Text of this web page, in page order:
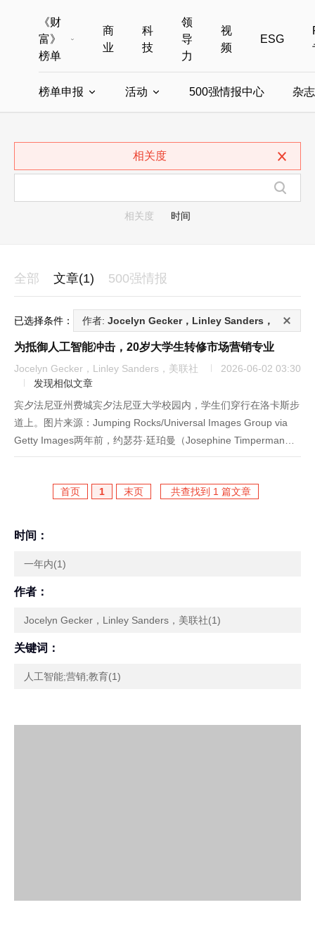
《财
富》
榜单
全部榜单
中国最具影响力商界女性
商
业
科
技
领
导
力
视
频
ESG
榜单申报 活动 500强情报中心 杂
相关度
相关度 时间
全部 文章(1) 500强情报
已选择条件： 作者: Jocelyn Gecker，Linley Sanders，
美联社
为抵御人工智能冲击，20岁大学生转修市场营销专业
Jocelyn Gecker，Linley Sanders，美联社
2026-06-02 03:30
发现相似文章
宾夕法尼亚州费城宾夕法尼亚大学校园内，学生们穿行在洛卡斯步
道上。图片来源：Jumping Rocks/Universal Images Group via
Getty Images两年前，约瑟芬·廷珀曼（Josephine Timperman）
踏入校园时，早已做好规划。她当时选择商业分析专业，本以为...
首页 1 末页 共查找到 1 篇文章
时间：
一年内(1)
作者：
Jocelyn Gecker，Linley Sanders，美联社(1)
关键词：
人工智能;营销;教育(1)